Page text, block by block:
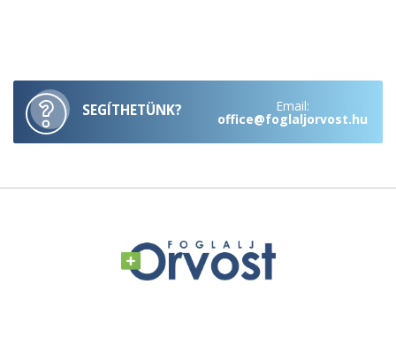
SEGÍTHETÜNK? Email:
office@foglaljorvost.hu